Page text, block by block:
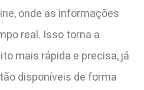
onde as informações
real. Isso torna a
mais rápida e precisa, já
disponíveis de forma